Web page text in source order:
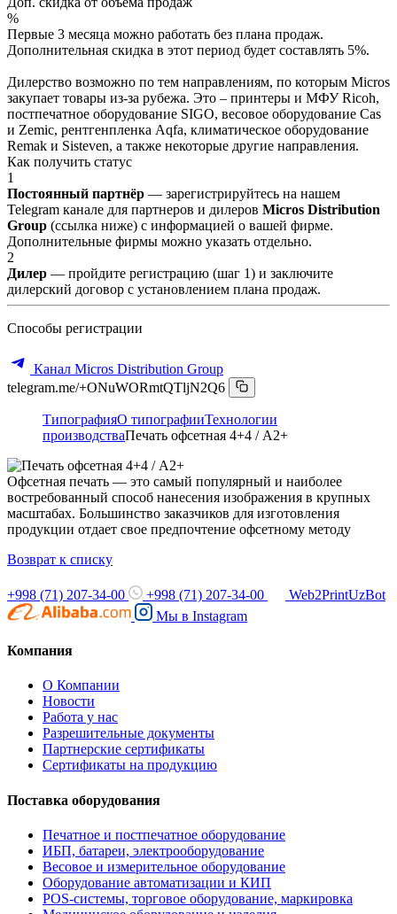
%
Первые 3 месяца можно работать без плана продаж.
Дополнительная скидка в этот период будет составлять 5%.
Дилерство возможно по тем направлениям, по которым Micros
закупает товары из-за рубежа. Это – принтеры и МФУ Ricoh,
постпечатное оборудование SIGO, весовое оборудование Cas
и Zemic, рентгенпленка Aqfa, климатическое оборудование
Remak и Sisteven, а также некоторые другие направления.
Как получить статус
1
Постоянный партнёр — зарегистрируйтесь на нашем
Telegram канале для партнеров и дилеров Micros Distribution
Group (ссылка ниже) с информацией о вашей фирме.
Дополнительные фирмы можно указать отдельно.
2
Дилер — пройдите регистрацию (шаг 1) и заключите
дилерский договор с установлением плана продаж.
Способы регистрации
Канал Micros Distribution Group
telegram.me/+ONuWORmtQTljN2Q6
ТипографияО типографииТехнологии
производстваПечать офсетная 4+4 / А2+
Офсетная печать — это самый популярный и наиболее
востребованный способ нанесения изображения в крупных
масштабах. Большинство заказчиков для изготовления
продукции отдает свое предпочтение офсетному методу
Возврат к списку
+998 (71) 207-34-00 +998 (71) 207-34-00
Web2PrintUzBot
Мы в Instagram
Компания
О Компании
Новости
Работа у нас
Разрешительные документы
Партнерские сертификаты
Сертификаты на продукцию
Поставка оборудования
Печатное и постпечатное оборудование
ИБП, батареи, электрооборудование
Весовое и измерительное оборудование
Оборудование автоматизации и КИП
POS-системы, торговое оборудование, маркировка